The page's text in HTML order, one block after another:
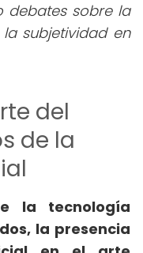
debates sobre la
subjetividad en
del
de la
la tecnología
la presencia